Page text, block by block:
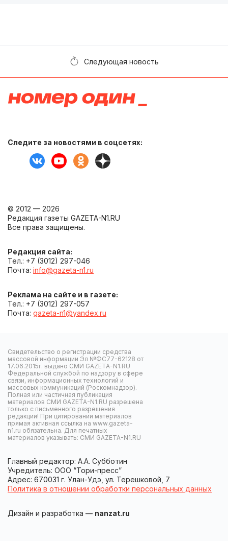
Следующая новость
Следите за новостями в соцсетях:
© 2012 — 2026
Редакция газеты GAZETA-N1.RU
Все права защищены.
Редакция сайта:
Тел.: +7 (3012) 297-046
Почта: info@gazeta-n1.ru
Реклама на сайте и в газете:
Тел.: +7 (3012) 297-057
Почта: gazeta-n1@yandex.ru
Свидетельство о регистрации средства
массовой информации Эл №ФС77-62128 от
17.06.2015г. выдано СМИ GAZETA-N1.RU
Федеральной службой по надзору в сфере
связи, информационных технологий и
массовых коммуникаций (Роскомнадзор).
Полная или частичная публикация
материалов СМИ GAZETA-N1.RU разрешена
только с письменного разрешения
редакции! При цитировании материалов
прямая активная ссылка на www.gazeta-
n1.ru обязательна. Для печатных
материалов указывать: СМИ GAZETA-N1.RU
Главный редактор: А.А. Субботин
Учредитель: ООО “Тори-пресс”
Адрес: 670031 г. Улан-Удэ, ул. Терешковой, 7
Политика в отношении обработки персональных данных
Дизайн и разработка — nanzat.ru